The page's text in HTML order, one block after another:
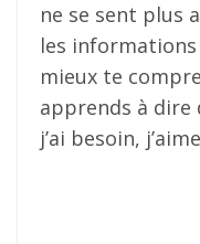
ne se sent plus
les
mieux te
apprends à dire
j’ai besoin,